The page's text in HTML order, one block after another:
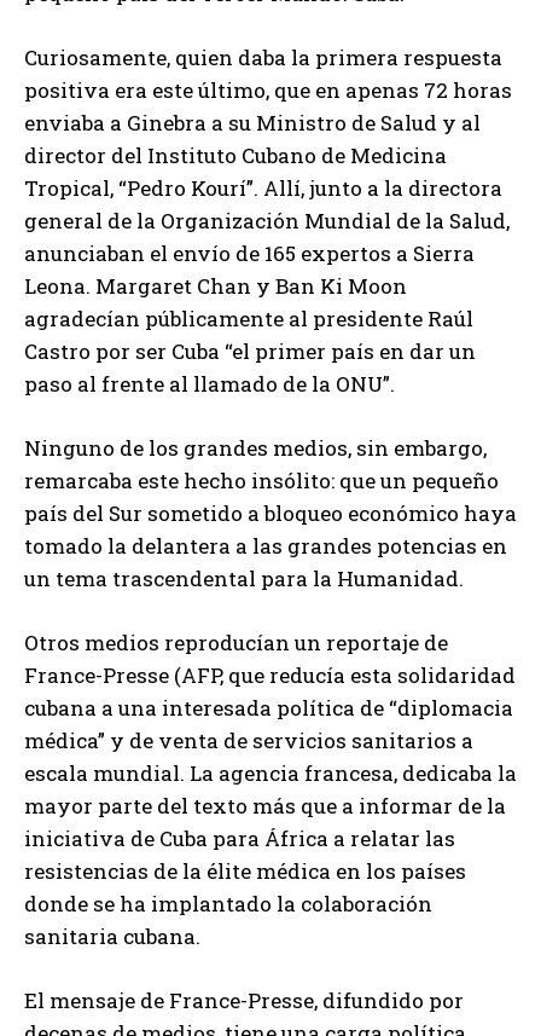
Curiosamente, quien daba la primera respuesta
positiva era este último, que en apenas 72 horas
enviaba a Ginebra a su Ministro de Salud y al
director del Instituto Cubano de Medicina
Tropical, “Pedro Kourí”. Allí, junto a la directora
general de la Organización Mundial de la Salud,
anunciaban el envío de 165 expertos a Sierra
Leona. Margaret Chan y Ban Ki Moon
agradecían públicamente al presidente Raúl
Castro por ser Cuba “el primer país en dar un
paso al frente al llamado de la ONU”.
Ninguno de los grandes medios, sin embargo,
remarcaba este hecho insólito: que un pequeño
país del Sur sometido a bloqueo económico haya
tomado la delantera a las grandes potencias en
un tema trascendental para la Humanidad.
Otros medios reproducían un reportaje de
France-Presse (AFP, que reducía esta solidaridad
cubana a una interesada política de “diplomacia
médica” y de venta de servicios sanitarios a
escala mundial. La agencia francesa, dedicaba la
mayor parte del texto más que a informar de la
iniciativa de Cuba para África a relatar las
resistencias de la élite médica en los países
donde se ha implantado la colaboración
sanitaria cubana.
El mensaje de France-Presse, difundido por